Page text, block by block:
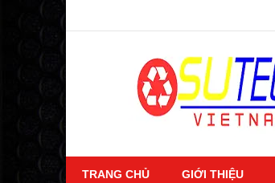
TRANG CHỦ GIỚI THIỆU